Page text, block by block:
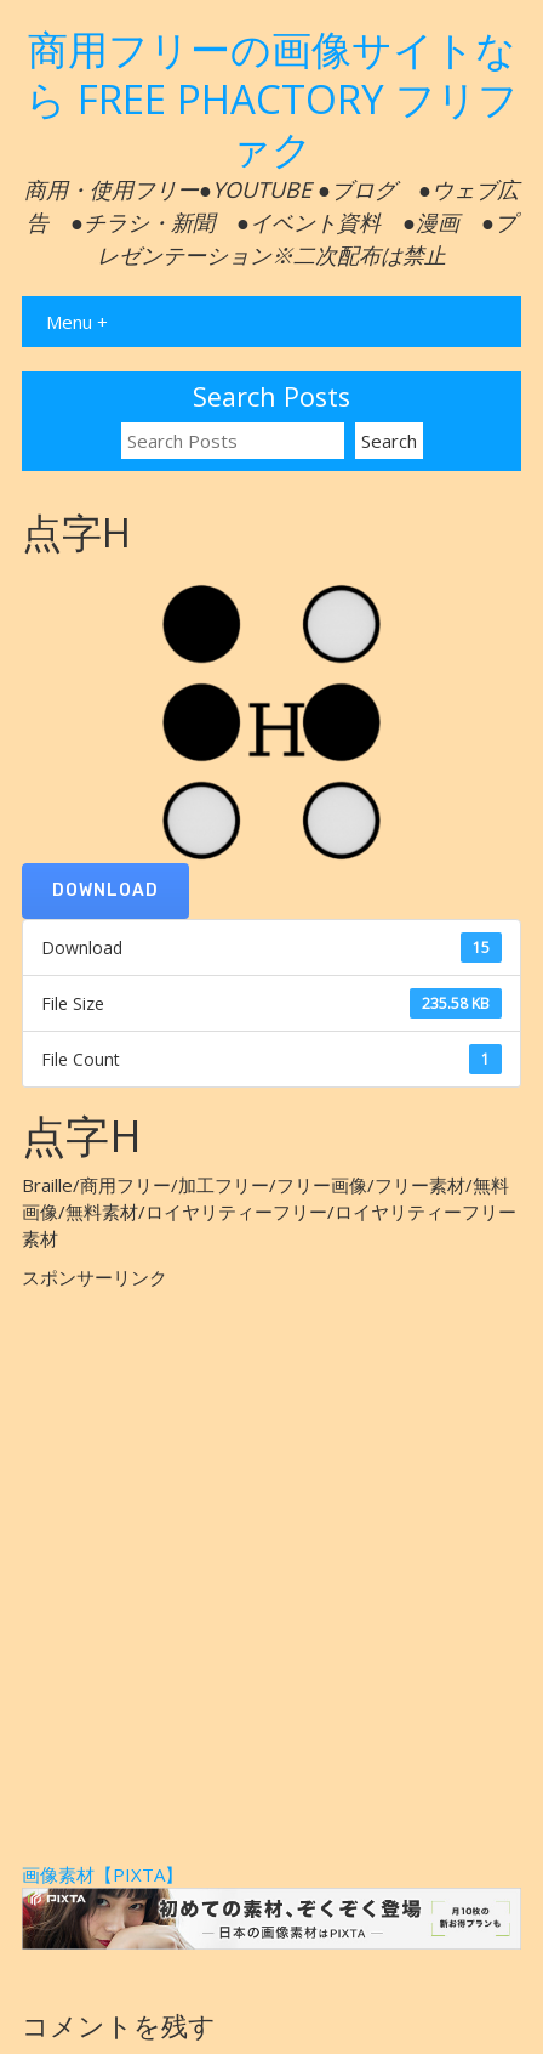
商用フリーの画像サイトな
ら FREE PHACTORY フリフ
ァク
商用・使用フリー●YOUTUBE ●ブログ ●ウェブ広
告 ●チラシ・新聞 ●イベント資料 ●漫画 ●プ
レゼンテーション※二次配布は禁止
Menu +
Search Posts
点字H
DOWNLOAD
Download 15
File Size 235.58 KB
File Count 1
点字H
Braille/商用フリー/加工フリー/フリー画像/フリー素材/無料
画像/無料素材/ロイヤリティーフリー/ロイヤリティーフリー
素材
スポンサーリンク
画像素材【PIXTA】
コメントを残す